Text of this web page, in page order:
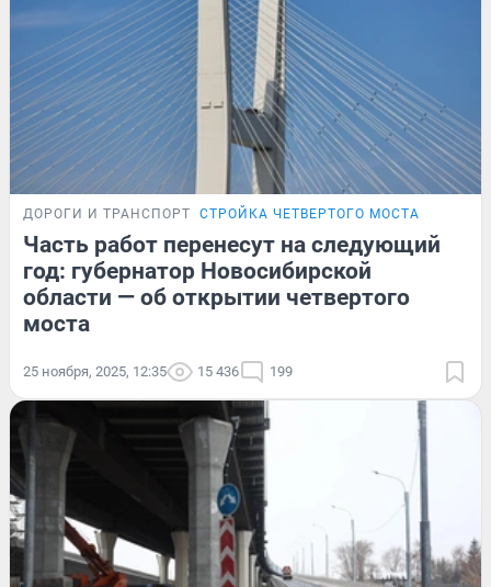
ДОРОГИ И ТРАНСПОРТ СТРОЙКА ЧЕТВЕРТОГО МОСТА
Часть работ перенесут на следующий
год: губернатор Новосибирской
области — об открытии четвертого
моста
25 ноября, 2025, 12:35 15 436 199